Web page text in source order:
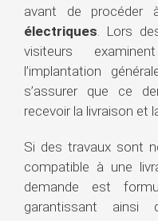
avant de procéder
électriques . Lors
visiteurs
l’implantation
s’assurer que ce
recevoir la livraison et
Si des travaux sont
compatible à une
demande est
garantissant ainsi